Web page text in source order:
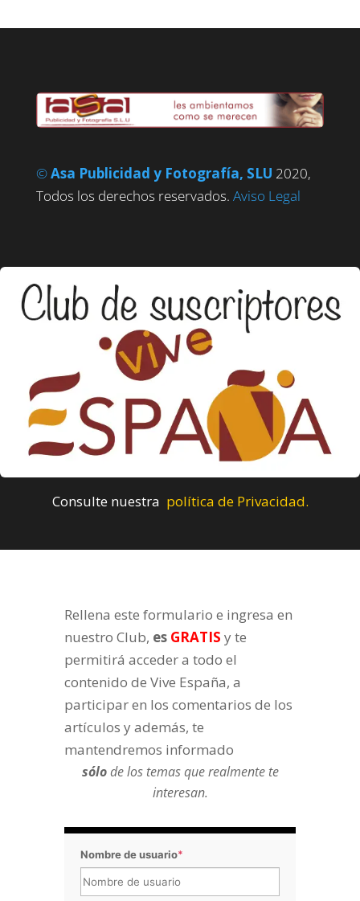
©Asa Publicidad y Fotografía, SLU 2020,
Todos los derechos reservados. Aviso Legal
Consulte nuestra política de Privacidad.
Rellena este formulario e ingresa en
nuestro Club, es GRATIS y te
permitirá acceder a todo el
contenido de Vive España, a
participar en los comentarios de los
artículos y además, te
mantendremos informado
sólode los temas que realmente te
interesan.
Nombre de usuario*